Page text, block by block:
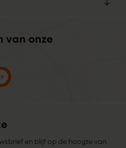
van onze
en blijf op de hoogte van